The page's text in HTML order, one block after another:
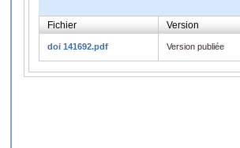
Fichier Version
doi 141692.pdf Version publiée